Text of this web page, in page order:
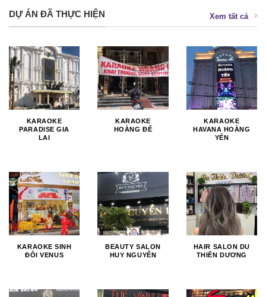
DỰ ÁN ĐÃ THỰC HIỆN Xem tất cả
KARAOKE
PARADISE GIA
LAI
KARAOKE
HOÀNG ĐẾ
KARAOKE
HAVANA HOÀNG
YẾN
KARAOKE SINH
ĐÔI VENUS
BEAUTY SALON
HUY NGUYỄN
HAIR SALON DU
THIÊN DƯƠNG